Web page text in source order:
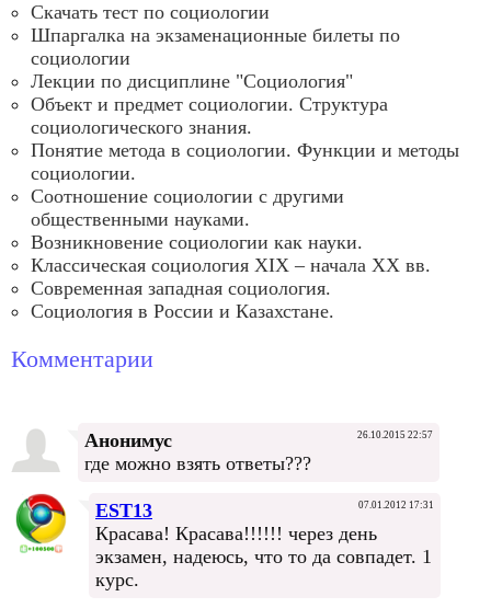
Скачать тест по социологии
Шпаргалка на экзаменационные билеты по
социологии
Лекции по дисциплине "Социология"
Объект и предмет социологии. Структура
социологического знания.
Понятие метода в социологии. Функции и методы
социологии.
Соотношение социологии с другими
общественными науками.
Возникновение социологии как науки.
Классическая социология ХIХ – начала XX вв.
Современная западная социология.
Социология в России и Казахстане.
Комментарии
Анонимус 26.10.2015 22:57
где можно взять ответы???
EST13 07.01.2012 17:31
Красава! Красава!!!!!! через день
экзамен, надеюсь, что то да совпадет. 1
курс.